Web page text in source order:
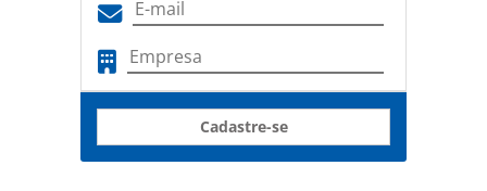
Cadastre-se